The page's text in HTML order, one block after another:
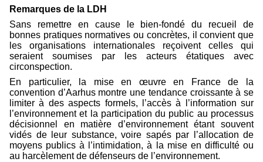
Remarques de la LDH
Sans remettre en cause le bien-fondé du recueil de
bonnes pratiques normatives ou concrètes, il convient que
les organisations internationales reçoivent celles qui
seraient soumises par les acteurs étatiques avec
circonspection.
En particulier, la mise en œuvre en France de la
convention d’Aarhus montre une tendance croissante à se
limiter à des aspects formels, l’accès à l’information sur
l’environnement et la participation du public au processus
décisionnel en matière d’environnement étant souvent
vidés de leur substance, voire sapés par l’allocation de
moyens publics à l’intimidation, à la mise en difficulté ou
au harcèlement de défenseurs de l’environnement.